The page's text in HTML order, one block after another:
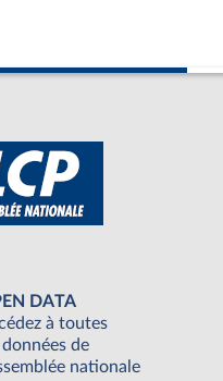
DATA
à toutes
données de
nationale